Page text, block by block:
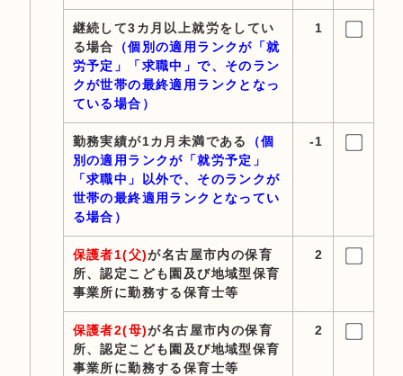
継続して3カ月以上就労をしてい
る場合
（個別の適用ランクが「就
労予定」「求職中」で、そのラン
クが世帯の最終適用ランクとなっ
ている場合）
1
勤務実績が1カ月未満である
（個
別の適用ランクが「就労予定」
「求職中」以外で、そのランクが
世帯の最終適用ランクとなってい
る場合）
-1
保護者1(父)が名古屋市内の保育
所、認定こども園及び地域型保育
事業所に勤務する保育士等
2
保護者2(母)が名古屋市内の保育
所、認定こども園及び地域型保育
事業所に勤務する保育士等
2